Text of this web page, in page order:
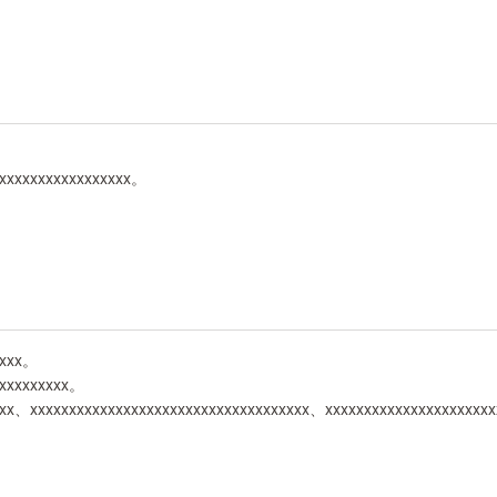
。
。
。
xxxxxxxxxxxxxxxxxxxxxxxxxxxxxxxxxxxx、